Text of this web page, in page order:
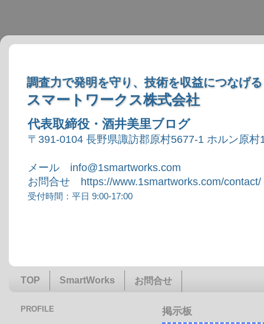
調査力で発明を守り、技術を収益につなげる
スマートワークス株式会社
代表取締役・酒井美里ブログ
〒391-0104 長野県諏訪郡原村5677-1 ホルン原村
メール info@1smartworks.com
お問合せ https://www.1smartworks.com/contact/
受付時間：平日 9:00-17:00
TOP SmartWorks お問合せ
掲示板
PROFILE